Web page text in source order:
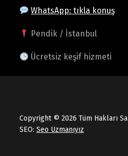
WhatsApp: tıkla konuş
Pendik / İstanbul
Ücretsiz keşif hizmeti
Copyright © 2026 Tüm Hakları
SEO: Seo Uzmanıyız